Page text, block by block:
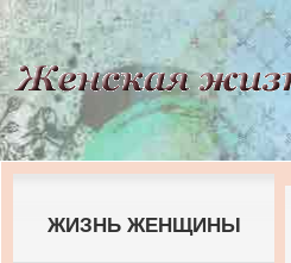
ЖИЗНЬ ЖЕНЩИНЫ